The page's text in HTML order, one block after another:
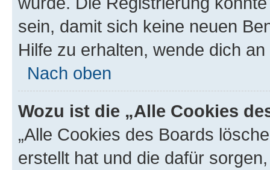
sein, damit sich keine neuen
Hilfe zu erhalten, wende dich
Nach oben
Wozu ist die „Alle Cookies
„Alle Cookies des Boards
erstellt hat und die dafür